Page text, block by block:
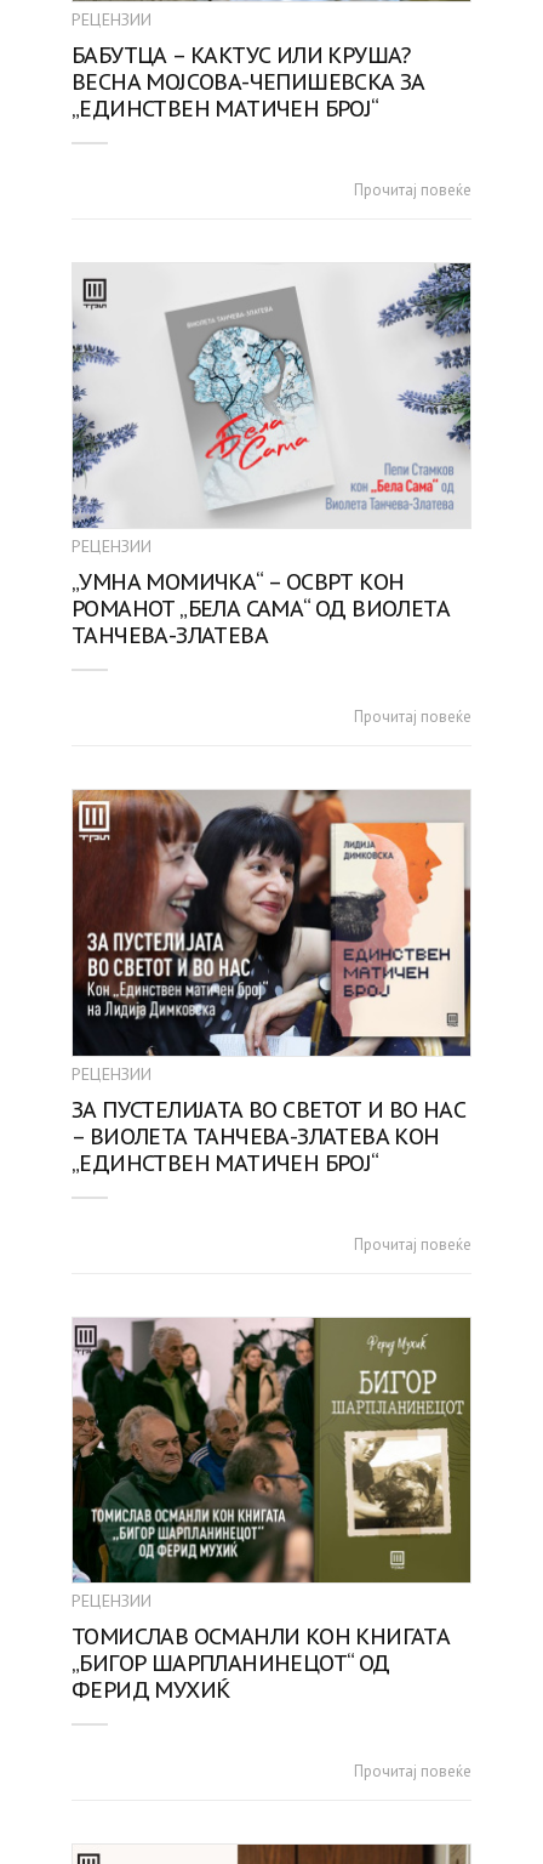
РЕЦЕНЗИИ
БАБУТЦА – КАКТУС ИЛИ КРУША?
ВЕСНА МОЈСОВА-ЧЕПИШЕВСКА ЗА
„ЕДИНСТВЕН МАТИЧЕН БРОЈ“
Прочитај повеќе
РЕЦЕНЗИИ
„УМНА МОМИЧKА“ – ОСВРТ КОН
РОМАНОТ „БЕЛА САМА“ ОД ВИОЛЕТА
ТАНЧЕВА-ЗЛАТЕВА
Прочитај повеќе
РЕЦЕНЗИИ
ЗА ПУСТЕЛИЈАТА ВО СВЕТОТ И ВО НАС
– ВИОЛЕТА ТАНЧЕВА-ЗЛАТЕВА КОН
„ЕДИНСТВЕН МАТИЧЕН БРОЈ“
Прочитај повеќе
РЕЦЕНЗИИ
ТОМИСЛАВ ОСМАНЛИ КОН КНИГАТА
„БИГОР ШАРПЛАНИНЕЦОТ“ ОД
ФЕРИД МУХИЌ
Прочитај повеќе